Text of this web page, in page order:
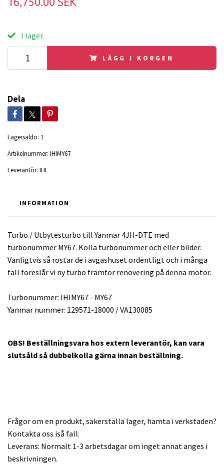
I lager.
LÄGG I KORGEN
Dela
Lagersaldo: 1
Artikelnummer: IHIMY67
Leverantör: IHI
INFORMATION
Turbo / Utbytesturbo till Yanmar 4JH-DTE med
turbonummer MY67. Kolla turbonummer och eller bilder.
Vanligtvis så rostar de i avgashuset ordentligt och i många
fall föreslår vi ny turbo framför renovering på denna motor.
Turbonummer: IHIMY67 - MY67
Yanmar nummer: 129571-18000 / VA130085
OBS! Beställningsvara hos extern leverantör, kan vara
slutsåld så dubbelkolla gärna innan beställning.
Frågor om en produkt, säkerställa lager, hämta i verkstaden?
Kontakta oss iså fall:
Leverans: Normalt 1-3 arbetsdagar om inget annat anges i
beskrivningen.